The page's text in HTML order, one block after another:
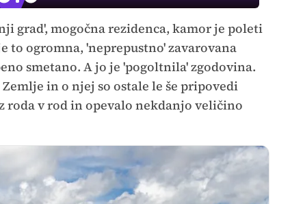
grad', mogočna rezidenca, kamor je poleti
ogromna, 'neprepustno' zavarovana
smetano. A jo je 'pogoltnila' zgodovina.
in o njej so ostale le še pripovedi
roda v rod in opevalo nekdanjo veličino